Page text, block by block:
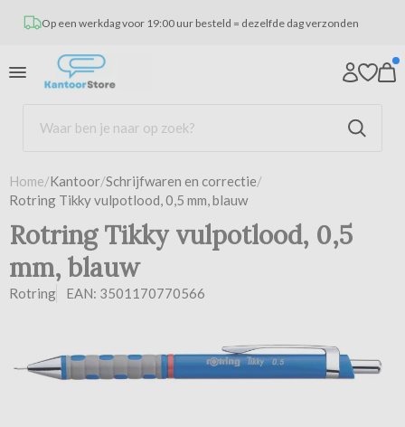
Op een werkdag voor 19:00 uur besteld = dezelfde dag verzonden
Home/Kantoor/Schrijfwaren en correctie/
Rotring Tikky vulpotlood, 0,5 mm, blauw
Rotring Tikky vulpotlood, 0,5
mm, blauw
Rotring EAN: 3501170770566